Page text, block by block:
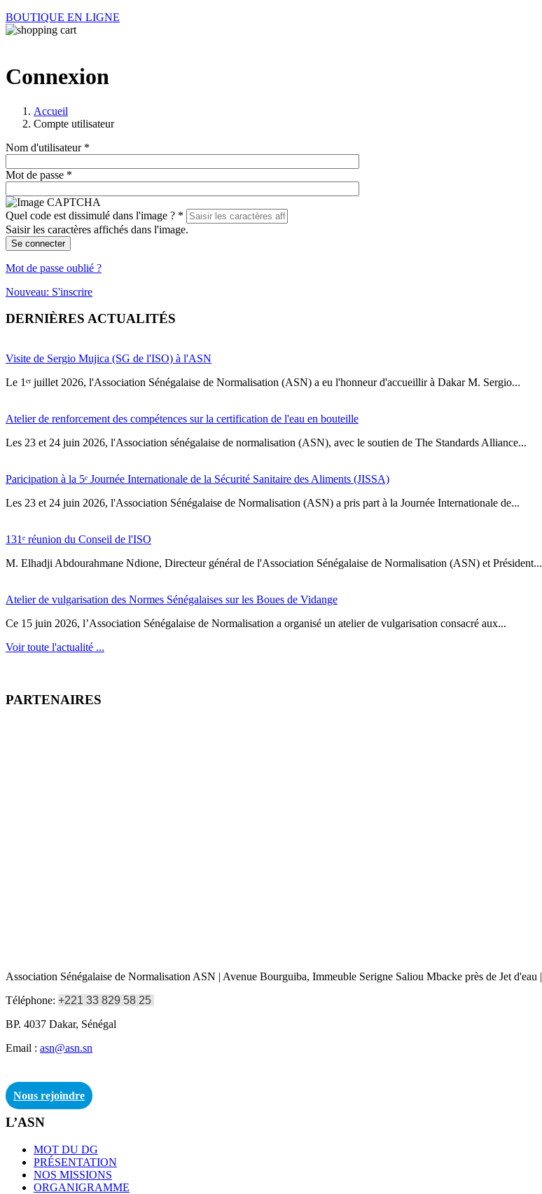
BOUTIQUE EN LIGNE
Connexion
Accueil
Compte utilisateur
Nom d'utilisateur *
Mot de passe *
Quel code est dissimulé dans l'image ? *
Saisir les caractères affichés dans l'image.
Se connecter
Mot de passe oublié ?
Nouveau: S'inscrire
DERNIÈRES ACTUALITÉS
Visite de Sergio Mujica (SG de l'ISO) à l'ASN
Le 1ᵉʳ juillet 2026, l'Association Sénégalaise de Normalisation (ASN) a eu l'honneur d'accueillir à Dakar M. Sergio...
Atelier de renforcement des compétences sur la certification de l'eau en bouteille
Les 23 et 24 juin 2026, l'Association sénégalaise de normalisation (ASN), avec le soutien de The Standards Alliance...
Paricipation à la 5ᵉ Journée Internationale de la Sécurité Sanitaire des Aliments (JISSA)
‎Les 23 et 24 juin 2026, l'Association Sénégalaise de Normalisation (ASN) a pris part à la Journée Internationale de...
131ᵉ réunion du Conseil de l'ISO
M. Elhadji Abdourahmane Ndione, Directeur général de l'Association Sénégalaise de Normalisation (ASN) et Président...
Atelier de vulgarisation des Normes Sénégalaises sur les Boues de Vidange
Ce 15 juin 2026, l’Association Sénégalaise de Normalisation a organisé un atelier de vulgarisation consacré aux...
Voir toute l'actualité ...
PARTENAIRES
Association Sénégalaise de Normalisation ASN | Avenue Bourguiba, Immeuble Serigne Saliou Mbacke près de Jet d'eau |
Téléphone: +221 33 829 58 25
BP. 4037 Dakar, Sénégal
Email : asn@asn.sn
Nous rejoindre
L’ASN
MOT DU DG
PRÉSENTATION
NOS MISSIONS
ORGANIGRAMME